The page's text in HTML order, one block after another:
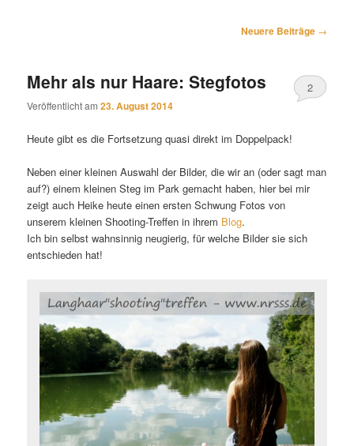
Neuere Beiträge →
Mehr als nur Haare: Stegfotos
Veröffentlicht am23. August 2014
2
Heute gibt es die Fortsetzung quasi direkt im Doppelpack!
Neben einer kleinen Auswahl der Bilder, die wir an (oder sagt man
auf?) einem kleinen Steg im Park gemacht haben, hier bei mir
zeigt auch Heike heute einen ersten Schwung Fotos von
unserem kleinen Shooting-Treffen in ihrem Blog.
Ich bin selbst wahnsinnig neugierig, für welche Bilder sie sich
entschieden hat!